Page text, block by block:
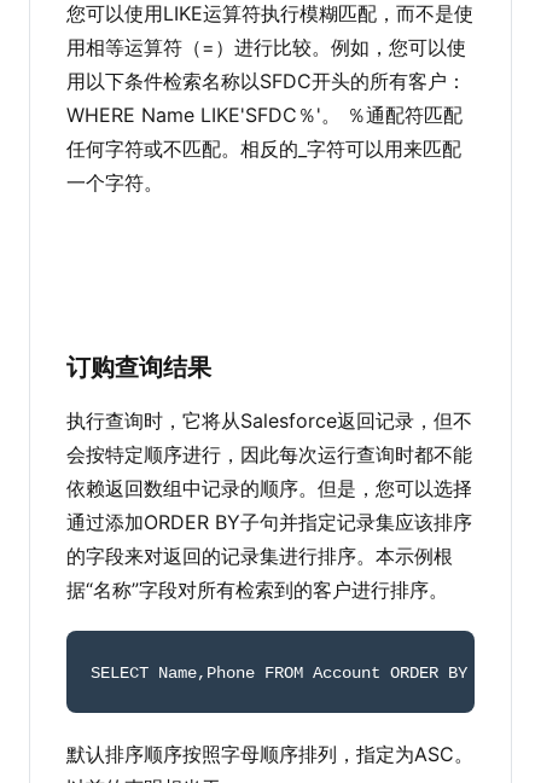
您可以使用LIKE运算符执行模糊匹配，而不是使
用相等运算符（=）进行比较。例如，您可以使
用以下条件检索名称以SFDC开头的所有客户：
WHERE Name LIKE'SFDC％'。 ％通配符匹配
任何字符或不匹配。相反的_字符可以用来匹配
一个字符。
订购查询结果
执行查询时，它将从Salesforce返回记录，但不
会按特定顺序进行，因此每次运行查询时都不能
依赖返回数组中记录的顺序。但是，您可以选择
通过添加ORDER BY子句并指定记录集应该排序
的字段来对返回的记录集进行排序。本示例根
据“名称”字段对所有检索到的客户进行排序。
SELECT Name, Phone FROM Account ORDER BY Name
默认排序顺序按照字母顺序排列，指定为ASC。